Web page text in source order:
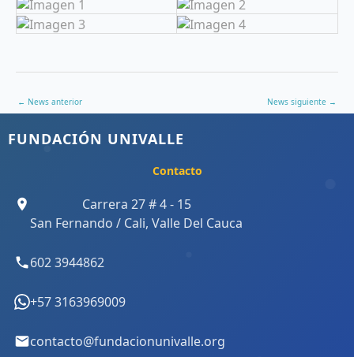
← News anterior News siguiente →
FUNDACIÓN UNIVALLE
Contacto
Carrera 27 # 4 - 15
San Fernando / Cali, Valle Del Cauca
602 3944862
+57 3163969009
contacto@fundacionunivalle.org